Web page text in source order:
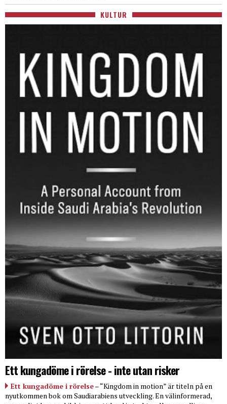
KULTUR
Ett kungadöme i rörelse - inte utan risker
Ett kungadöme i rörelse– “Kingdom in motion” är titeln på en
nyutkommen bok om Saudiarabiens utveckling. En välinformerad,